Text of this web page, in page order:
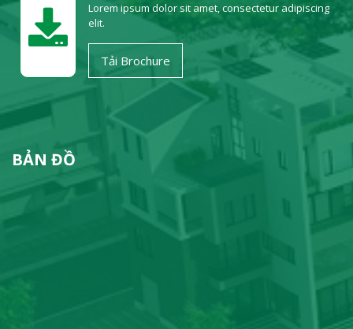
Lorem ipsum dolor sit amet, consectetur adipiscing
elit.
Tải Brochure
BẢN ĐỒ